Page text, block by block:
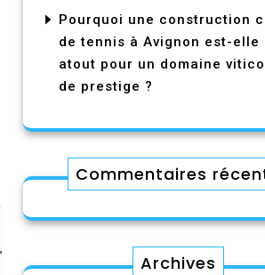
Pourquoi une construction
de tennis à Avignon est-elle
atout pour un domaine
de prestige ?
Commentaires
Archives